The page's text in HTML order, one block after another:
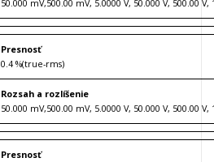
50.000 mV,500.00 mV, 5.0000 V, 50.000 V, 500.00 V,
Presnosť
0.4 %(true-rms)
Rozsah a rozlíšenie
50.000 mV,500.00 mV, 5.0000 V, 50.000 V, 500.00 V,
Presnosť